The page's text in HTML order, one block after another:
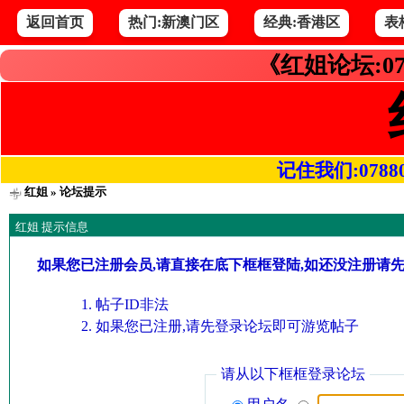
返回首页 热门:新澳门区 经典:香港区 表
《红姐论坛
记住我们
红姐» 论坛提示
红姐 提示信息
如果您已注册会员,请直接在底下框框登陆,如还没注册请
帖子ID非法
如果您已注册,请先登录论坛即可游览帖子
请从以下框框登录论坛